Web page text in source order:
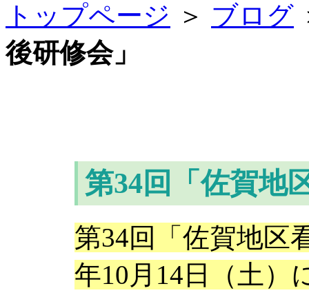
トップページ ＞ ブログ
後研修会」
第34回「佐賀地
第34回「佐賀地区
年10月14日（土）